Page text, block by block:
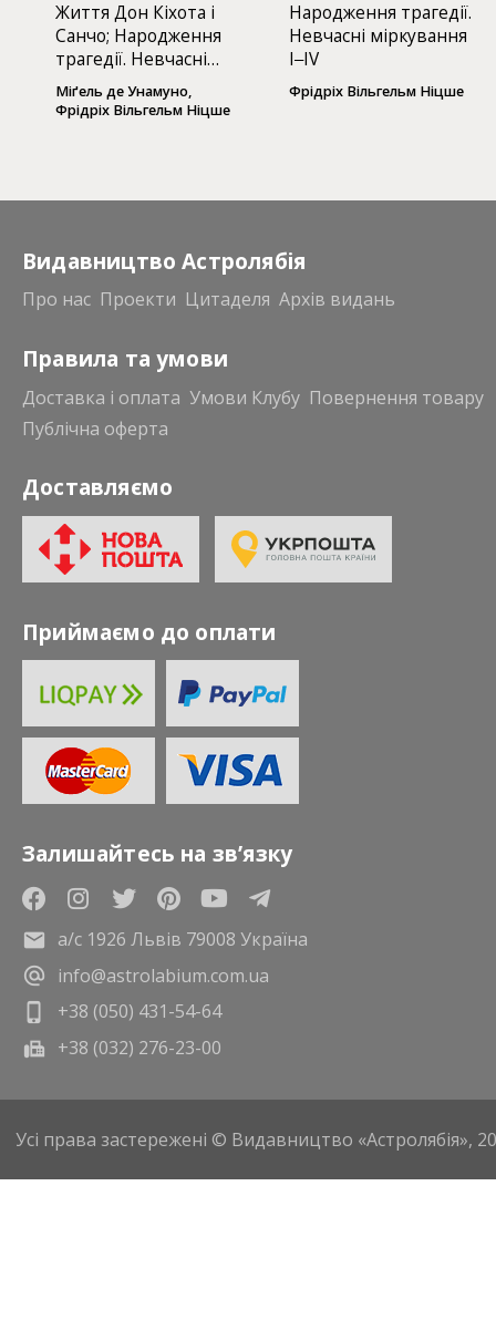
Життя Дон Кіхота і
Санчо; Народження
трагедії. Невчасні
міркування І‒ІV (2
КНИГИ)
Міґель де Унамуно,
Фрідріх Вільгельм Ніцше
Народження трагедії.
Невчасні міркування
І‒ІV
Фрідріх Вільгельм Ніцше
Видавництво Астролябія
Про нас Проекти Цитаделя Архів видань
Правила та умови
Доставка і оплата Умови Клубу Повернення товару
Публічна оферта
Доставляємо
Приймаємо до оплати
Залишайтесь на зв’язку
а/с 1926 Львів 79008 Україна
info@astrolabium.com.ua
+38 (050) 431-54-64
+38 (032) 276-23-00
Усі права застережені © Видавництво «Астролябія»,